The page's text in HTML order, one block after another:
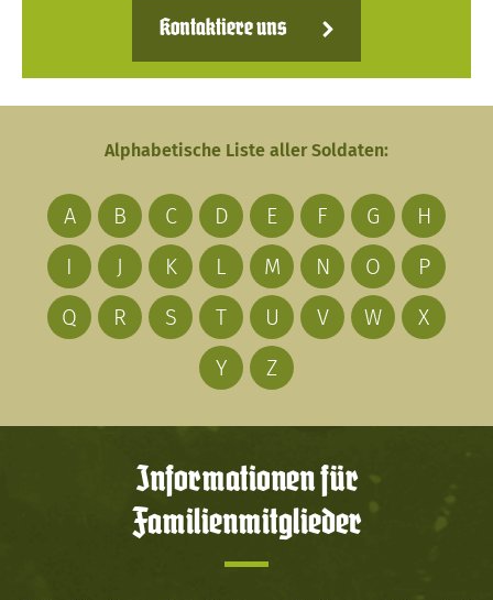
Kontaktiere uns
Alphabetische Liste aller Soldaten:
A B C D E F G
H
I
J K L M N O
P
Q
R S T U V W
X
Y
Z
Informationen für
Familienmitglieder